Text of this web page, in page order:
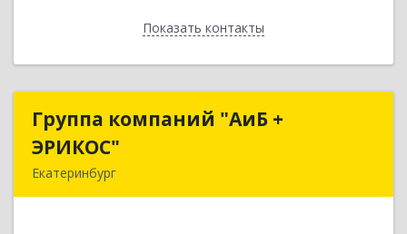
Показать контакты
Назад
Группа компаний "АиБ +
ЭРИКОС"
Екатеринбург
Группа компаний "АиБ +